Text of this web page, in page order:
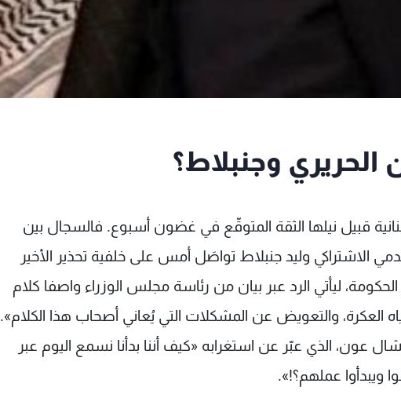
وجنبلاط؟
قبيل نيلها الثقة المتوقّع في غضون أسبوع. فالسجال بين
الاشتراكي وليد جنبلاط تواصَل أمس على خلفية تحذير الأخير
ليأتي الرد عبر بيان من رئاسة مجلس الوزراء واصفا كلام
العكرة، والتعويض عن المشكلات التي يُعاني أصحاب هذا الكلام».
عون، الذي عبّر عن استغرابه «كيف أننا بدأنا نسمع اليوم عبر
ويبدأوا عملهم؟!».